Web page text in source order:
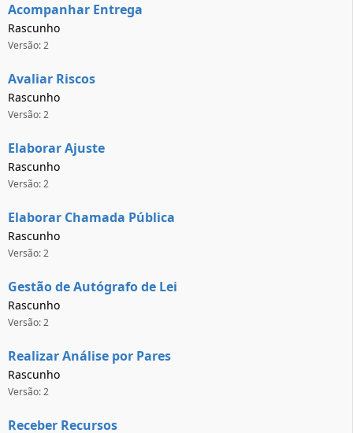
Acompanhar Entrega
Rascunho
Versão: 2
Avaliar Riscos
Rascunho
Versão: 2
Elaborar Ajuste
Rascunho
Versão: 2
Elaborar Chamada Pública
Rascunho
Versão: 2
Gestão de Autógrafo de Lei
Rascunho
Versão: 2
Realizar Análise por Pares
Rascunho
Versão: 2
Receber Recursos